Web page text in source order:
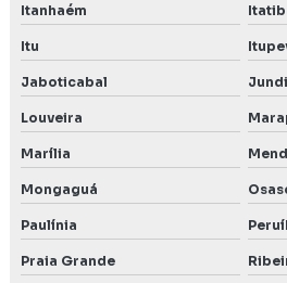
Projeto técnico de reconstituição
Relatório ambiental
Relatório ambiental em Belo
Relatório de controle ambiental
Itanhaém
Itu
Jaboticabal
Louveira
Marília
Mongaguá
Paulínia
Praia Grande